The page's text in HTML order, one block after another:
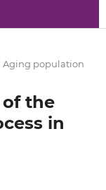
Aging population
the
in